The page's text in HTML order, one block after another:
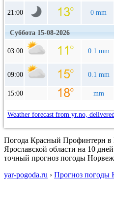
21:00 0 mm
Суббота 15-08-2026
03:00 0.1 mm
09:00 0.1 mm
15:00 mm
Weather forecast from yr.no,
Погода Красный Профинтерн в
Ярославской области на 10
точный прогноз погоды
yar-pogoda.ru › Прогноз погоды